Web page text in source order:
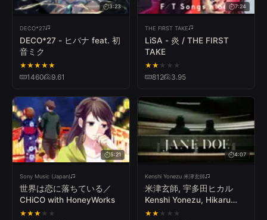
3:23
DECO*27
DECO*27 - ヒバナ feat. 初
音ミク
★★★★★
1460 9.61
7:24
THE FIRST TAKE
LiSA - 炎 / THE FIRST
TAKE
★★ ★ ★ ★
812 3.95
5:21
Sony Music (Japan)
世界は恋に落ちている／
CHiCO with HoneyWorks
★★★ ★ ★
4:07
Kenshi Yonezu 米津玄師
米津玄師, 宇多田ヒカル
Kenshi Yonezu, Hikaru
Utada - JANE DOE
★★ ★ ★ ★